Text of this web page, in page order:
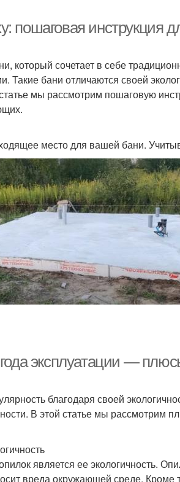
пошаговая инструкция
который сочетает в себе
бани отличаются своей
мы рассмотрим пошаговую
место для вашей бани.
года эксплуатации —
благодаря своей
В этой статье мы рассмотрим
является ее экологичность.
вреда окружающей среде. Кроме